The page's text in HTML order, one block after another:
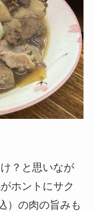
？と思いなが
ホントにサク
）の肉の旨みも